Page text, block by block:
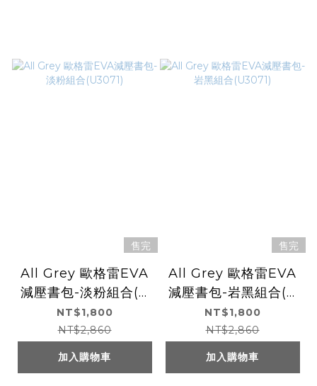
售完
All Grey 歐格雷EVA
減壓書包-淡粉組合(U
3071)
NT$1,800
NT$2,860
加入購物車
售完
All Grey 歐格雷EVA
減壓書包-岩黑組合(U
3071)
NT$1,800
NT$2,860
加入購物車